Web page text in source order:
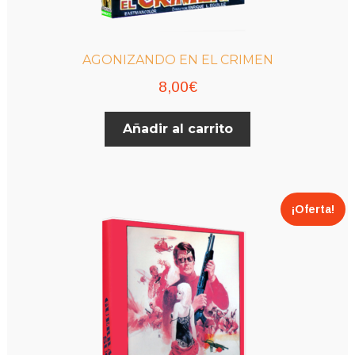
AGONIZANDO EN EL CRIMEN
8,00€
Añadir al carrito
¡Oferta!